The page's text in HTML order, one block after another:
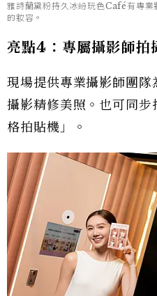
雅詩蘭黛粉持久冰紛玩色Café有專業
的妝容。
亮點4：專屬攝影師拍
現場提供專業攝影師團
攝影精修美照。也可同
格拍貼機」。